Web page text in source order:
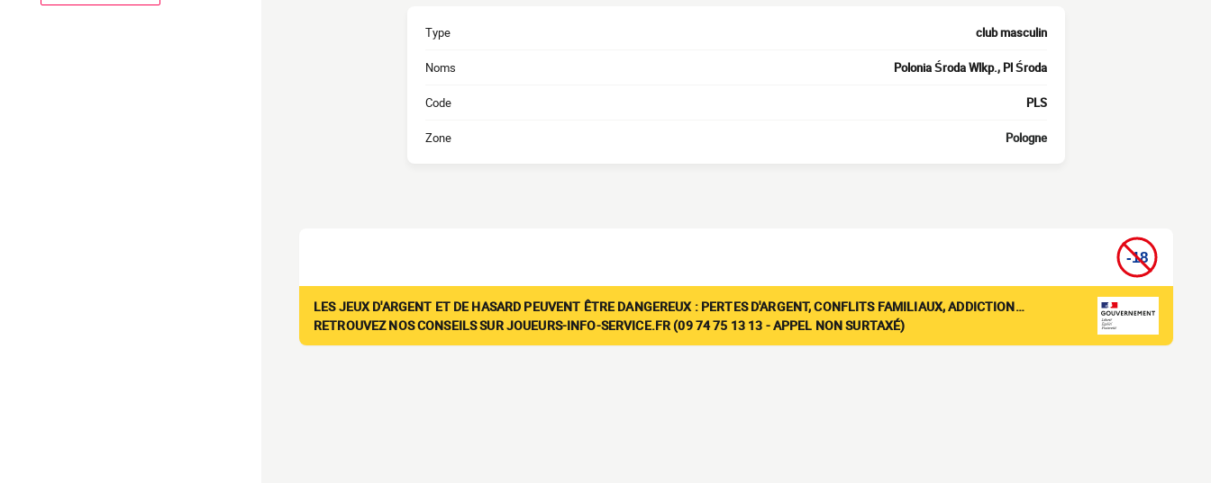
Type club masculin
Noms Polonia Środa Wlkp., Pl Środa
Code PLS
Zone Pologne
LES JEUX D'ARGENT ET DE HASARD PEUVENT ÊTRE DANGEREUX : PERTES D'ARGENT, CONFLITS FAMILIAUX, ADDICTION…
RETROUVEZ NOS CONSEILS SUR JOUEURS-INFO-SERVICE.FR (09 74 75 13 13 - APPEL NON SURTAXÉ)